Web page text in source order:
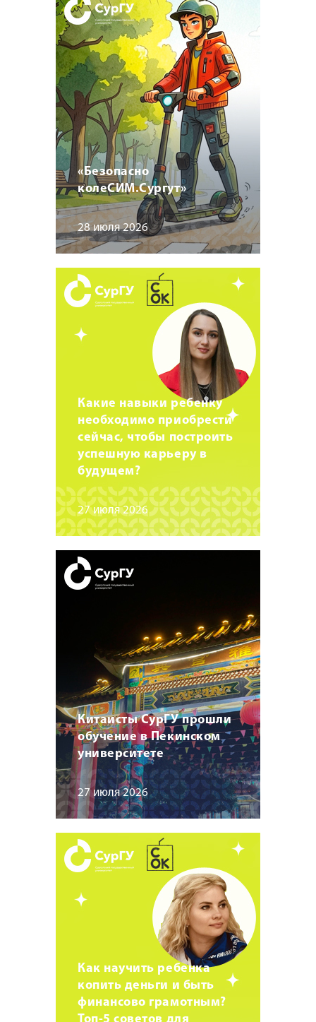
«Безопасно
колеСИМ.Сургут»
28 июля 2026
Какие навыки ребенку
необходимо приобрести
сейчас, чтобы построить
успешную карьеру в
будущем?
27 июля 2026
Китаисты СурГУ прошли
обучение в Пекинском
университете
27 июля 2026
Как научить ребенка
копить деньги и быть
финансово грамотным?